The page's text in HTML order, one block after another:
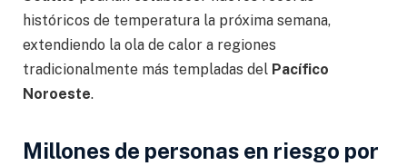
históricos de temperatura la próxima semana,
extendiendo la ola de calor a regiones
tradicionalmente más templadas del Pacífico
Noroeste.
Millones de personas en riesgo por